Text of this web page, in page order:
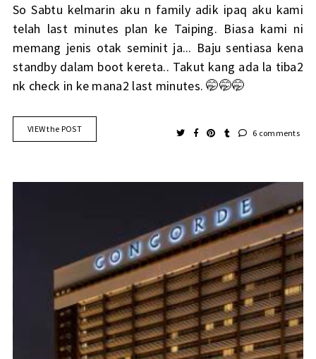
So Sabtu kelmarin aku n family adik ipaq aku kami
telah last minutes plan ke Taiping. Biasa kami ni
memang jenis otak seminit ja... Baju sentiasa kena
standby dalam boot kereta.. Takut kang ada la tiba2
nk check in ke mana2 last minutes. 🤭🤭🤭
VIEW the POST 6 comments